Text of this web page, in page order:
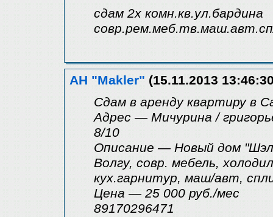
сдам 2х комн.кв.ул.бардина
АН "Makler" (15.11.2013
Сдам в аренду квартиру в
Адрес — Мичурина /
8/10
Описание — Новый дом
Волгу, совр. мебель,
кух.гарнитур, маш/авт,
Цена — 25 000 руб./мес
89170296471